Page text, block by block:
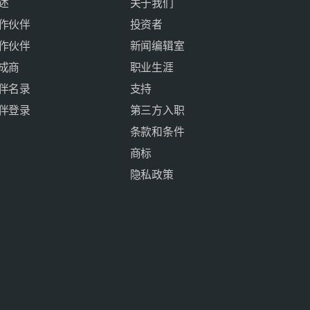
伙伴
伙伴
商
名录
登录
关于我们
投资者
新闻编辑室
职业生涯
支持
第三方入职
条款和条件
商标
隐私政策